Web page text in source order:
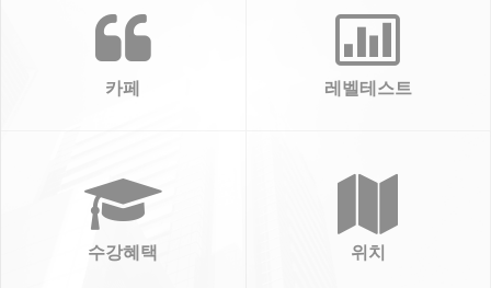
카페 레벨테스트
수강혜택 위치